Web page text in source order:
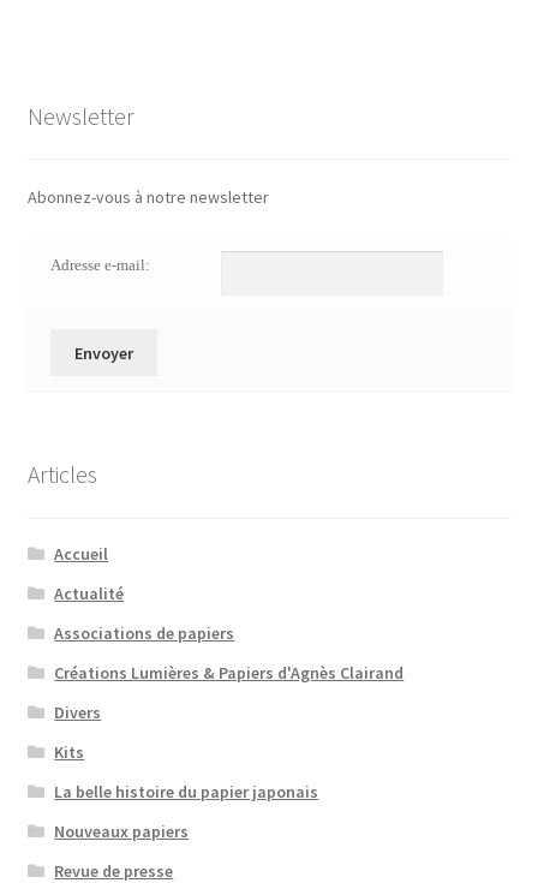
Newsletter
Abonnez-vous à notre newsletter
Adresse e-mail:
Articles
Accueil
Actualité
Associations de papiers
Créations Lumières & Papiers d'Agnès Clairand
Divers
Kits
La belle histoire du papier japonais
Nouveaux papiers
Revue de presse